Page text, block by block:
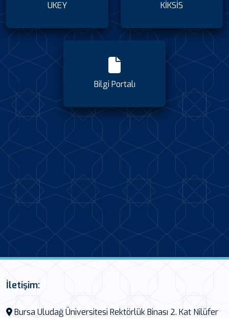
UKEY KİKSİS
Bilgi Portalı
İletişim:
Bursa Uludağ Üniversitesi Rektörlük Binası 2. Kat Nilüfer